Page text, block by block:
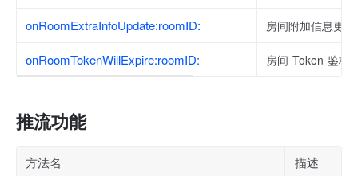
onRoomExtraInfoUpdate:roomID: 房间附加信息更
onRoomTokenWillExpire:roomID: 房间 Token 鉴权
推流功能
方法名
描述